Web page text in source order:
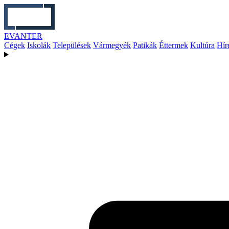
EVANTER
Cégek Iskolák Települések Vármegyék Patikák Éttermek Kultúra